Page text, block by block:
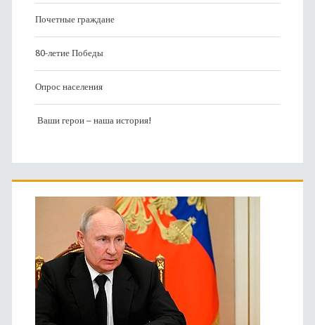
Почетные граждане
80-летие Победы
Опрос населения
Ваши герои – наша история!